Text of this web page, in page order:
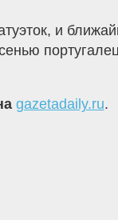
и
gazetadaily.ru.